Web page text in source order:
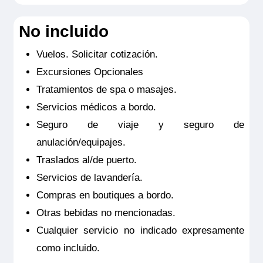
No incluido
Vuelos. Solicitar cotización.
Excursiones Opcionales
Tratamientos de spa o masajes.
Servicios médicos a bordo.
Seguro de viaje y seguro de
anulación/equipajes.
Traslados al/de puerto.
Servicios de lavandería.
Compras en boutiques a bordo.
Otras bebidas no mencionadas.
Cualquier servicio no indicado expresamente
como incluido.